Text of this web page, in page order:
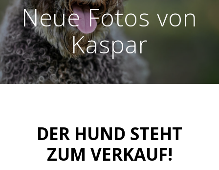
Neue Fotos von
Kaspar
DER HUND STEHT
ZUM VERKAUF!